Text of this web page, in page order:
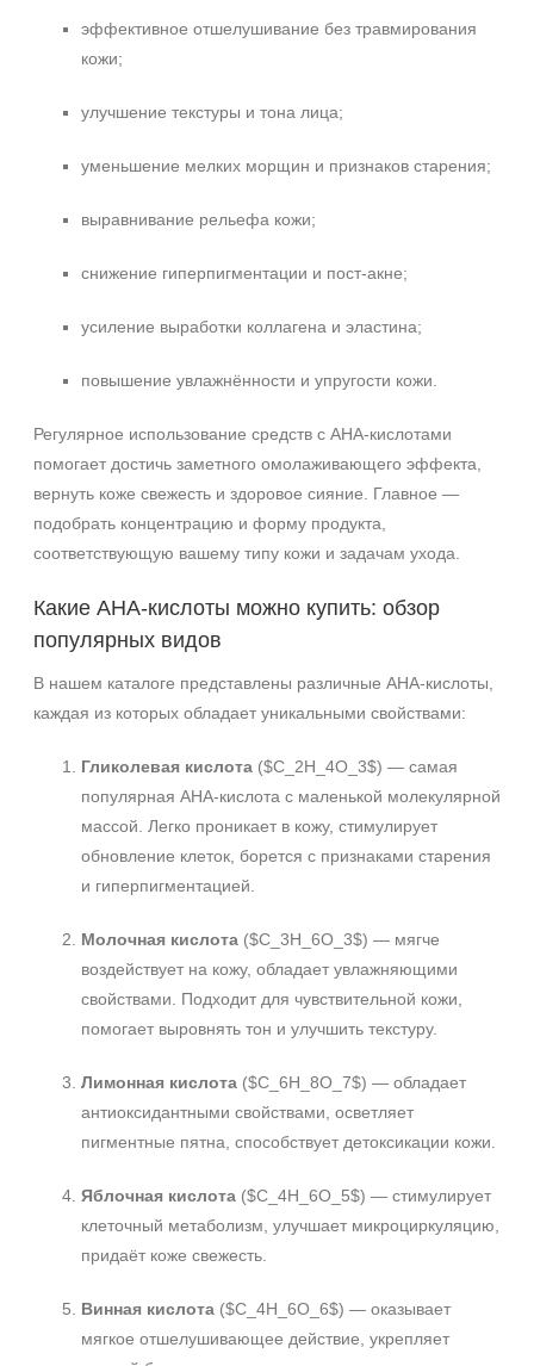
эффективное отшелушивание без травмирования
кожи;
улучшение текстуры и тона лица;
уменьшение мелких морщин и признаков старения;
выравнивание рельефа кожи;
снижение гиперпигментации и пост-акне;
усиление выработки коллагена и эластина;
повышение увлажнённости и упругости кожи.
Регулярное использование средств с AHA-кислотами
помогает достичь заметного омолаживающего эффекта,
вернуть коже свежесть и здоровое сияние. Главное —
подобрать концентрацию и форму продукта,
соответствующую вашему типу кожи и задачам ухода.
Какие AHA-кислоты можно купить: обзор
популярных видов
В нашем каталоге представлены различные AHA-кислоты,
каждая из которых обладает уникальными свойствами:
Гликолевая кислота ($C_2H_4O_3$) — самая
популярная AHA-кислота с маленькой молекулярной
массой. Легко проникает в кожу, стимулирует
обновление клеток, борется с признаками старения
и гиперпигментацией.
Молочная кислота ($C_3H_6O_3$) — мягче
воздействует на кожу, обладает увлажняющими
свойствами. Подходит для чувствительной кожи,
помогает выровнять тон и улучшить текстуру.
Лимонная кислота ($C_6H_8O_7$) — обладает
антиоксидантными свойствами, осветляет
пигментные пятна, способствует детоксикации кожи.
Яблочная кислота ($C_4H_6O_5$) — стимулирует
клеточный метаболизм, улучшает микроциркуляцию,
придаёт коже свежесть.
Винная кислота ($C_4H_6O_6$) — оказывает
мягкое отшелушивающее действие, укрепляет